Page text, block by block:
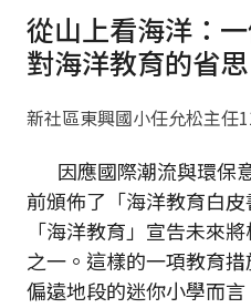
從山上看海洋：
對海洋教育的省思
新社區東興國小任允松主任
因應國際潮流與環保
前頒佈了「海洋教育白
「海洋教育」宣告未來
之一。這樣的一項教育
偏遠地段的迷你小學而